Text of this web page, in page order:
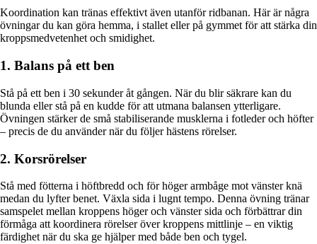
Koordination kan tränas effektivt även utanför ridbanan. Här är några
övningar du kan göra hemma, i stallet eller på gymmet för att stärka din
kroppsmedvetenhet och smidighet.
1. Balans på ett ben
Stå på ett ben i 30 sekunder åt gången. När du blir säkrare kan du
blunda eller stå på en kudde för att utmana balansen ytterligare.
Övningen stärker de små stabiliserande musklerna i fotleder och höfter
– precis de du använder när du följer hästens rörelser.
2. Korsrörelser
Stå med fötterna i höftbredd och för höger armbåge mot vänster knä
medan du lyfter benet. Växla sida i lugnt tempo. Denna övning tränar
samspelet mellan kroppens höger och vänster sida och förbättrar din
förmåga att koordinera rörelser över kroppens mittlinje – en viktig
färdighet när du ska ge hjälper med både ben och tygel.